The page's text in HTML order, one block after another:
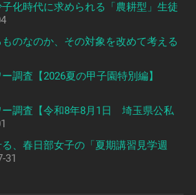
化時代に求められる「農耕型」生徒
のなのか、その対象を改めて考える
調査【2026夏の甲子園特別編】
ー調査【令和8年8月1日 埼玉県公私
、春日部女子の「夏期講習見学週
31